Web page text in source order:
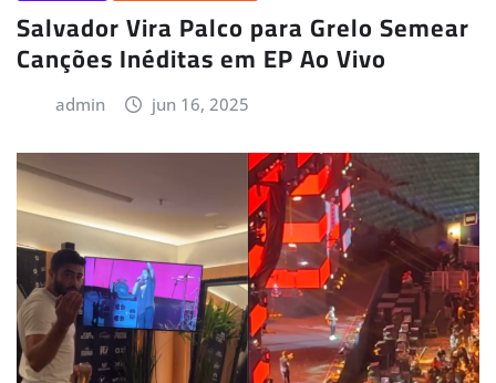
Salvador Vira Palco para Grelo Semear
Canções Inéditas em EP Ao Vivo
admin jun 16, 2025